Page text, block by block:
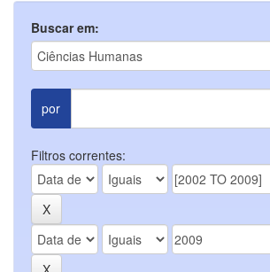
Buscar em:
por
Filtros correntes: